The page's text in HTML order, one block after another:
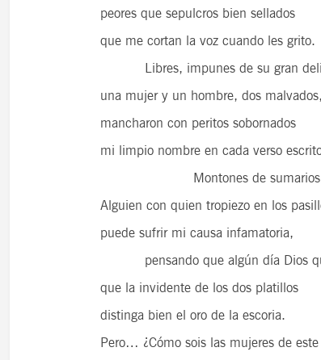
peores que sepulcros bien sellados
que me cortan la voz cuando les grito.
Libres, impunes de su gran
una mujer y un hombre, dos malvados,
mancharon con peritos sobornados
mi limpio nombre en cada verso
Montones de sumarios en
Alguien con quien tropiezo en los
puede sufrir mi causa infamatoria,
pensando que algún día Dios
que la invidente de los dos platillos
distinga bien el oro de la escoria.
Pero… ¿Cómo sois las mujeres de